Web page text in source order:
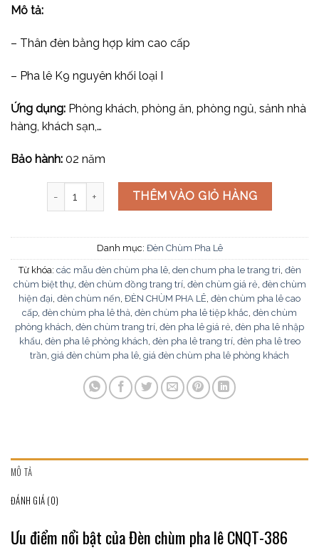
Mô tả:
– Thân đèn bằng hợp kim cao cấp
– Pha lê K9 nguyên khối loại I
Ứng dụng: Phòng khách, phòng ăn, phòng ngủ, sảnh nhà
hàng, khách sạn,…
Bảo hành: 02 năm
Đèn chùm pha lê CNQT-386 số lượng
THÊM VÀO GIỎ HÀNG
Danh mục: Đèn Chùm Pha Lê
Từ khóa: các mẫu đèn chùm pha lê, den chum pha le trang tri, đèn
chùm biệt thự, đèn chùm đồng trang trí, đèn chùm giá rẻ, đèn chùm
hiện đại, đèn chùm nến, ĐÈN CHÙM PHA LÊ, đèn chùm pha lê cao
cấp, đèn chùm pha lê thả, đèn chùm pha lê tiệp khắc, đèn chùm
phòng khách, đèn chùm trang trí, đèn pha lê giá rẻ, đèn pha lê nhập
khẩu, đèn pha lê phòng khách, đèn pha lê trang trí, đèn pha lê treo
trần, giá đèn chùm pha lê, giá đèn chùm pha lê phòng khách
MÔ TẢ
ĐÁNH GIÁ (0)
Ưu điểm nổi bật của Đèn chùm pha lê CNQT-386